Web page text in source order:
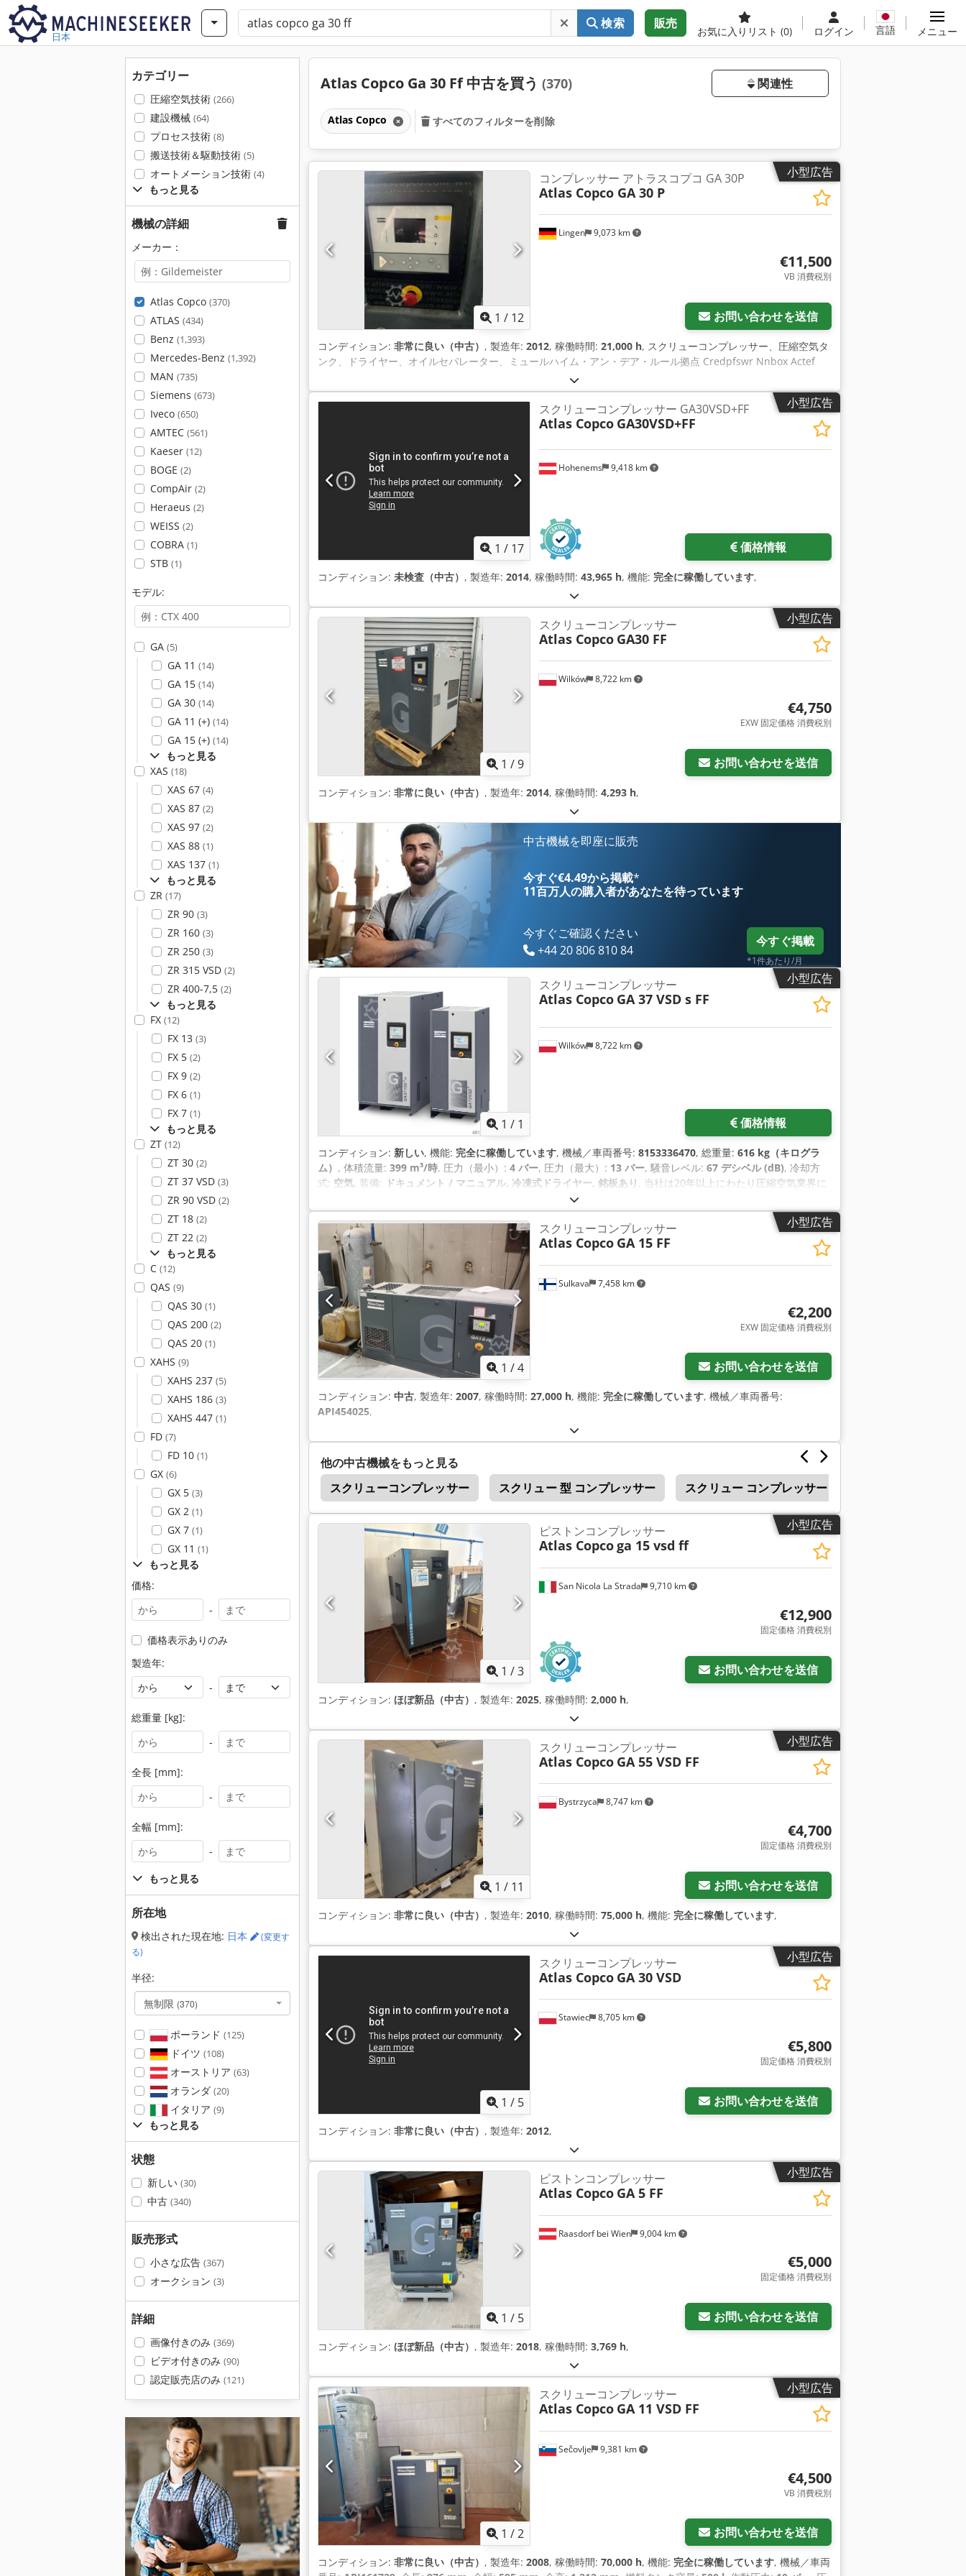
日本
検索 販売
お気に入りリスト (0) ログイン 言語 メニュー
カテゴリー
圧縮空気技術 (266)
建設機械 (64)
プロセス技術 (8)
搬送技術＆駆動技術 (5)
オートメーション技術 (4)
もっと見る
機械の詳細
メーカー：
Atlas Copco (370)
ATLAS (434)
Benz (1,393)
Mercedes-Benz (1,392)
MAN (735)
Siemens (673)
Iveco (650)
AMTEC (561)
Kaeser (12)
BOGE (2)
CompAir (2)
Heraeus (2)
WEISS (2)
COBRA (1)
STB (1)
モデル:
GA (5)
GA 11 (14)
GA 15 (14)
GA 30 (14)
GA 11 (+) (14)
GA 15 (+) (14)
もっと見る
XAS (18)
XAS 67 (4)
XAS 87 (2)
XAS 97 (2)
XAS 88 (1)
XAS 137 (1)
もっと見る
ZR (17)
ZR 90 (3)
ZR 160 (3)
ZR 250 (3)
ZR 315 VSD (2)
ZR 400-7,5 (2)
もっと見る
FX (12)
FX 13 (3)
FX 5 (2)
FX 9 (2)
FX 6 (1)
FX 7 (1)
もっと見る
ZT (12)
ZT 30 (2)
ZT 37 VSD (3)
ZR 90 VSD (2)
ZT 18 (2)
ZT 22 (2)
もっと見る
C (12)
QAS (9)
QAS 30 (1)
QAS 200 (2)
QAS 20 (1)
XAHS (9)
XAHS 237 (5)
XAHS 186 (3)
XAHS 447 (1)
FD (7)
FD 10 (1)
GX (6)
GX 5 (3)
GX 2 (1)
GX 7 (1)
GX 11 (1)
もっと見る
価格:
-
価格表示ありのみ
製造年:
-
総重量 [kg]:
-
全長 [mm]:
-
全幅 [mm]:
-
もっと見る
所在地
検出された現在地: 日本
(変更す
る)
半径:
無制限 (370)
ポーランド (125)
ドイツ (108)
オーストリア (63)
オランダ (20)
イタリア (9)
もっと見る
状態
新しい (30)
中古 (340)
販売形式
小さな広告 (367)
オークション (3)
詳細
画像付きのみ (369)
ビデオ付きのみ (90)
認定販売店のみ (121)
Atlas Copco Ga 30 Ff 中古を買う (370) 関連性
Atlas Copco すべてのフィルターを削除
小型広告
1 / 12
Lingen 9,073 km
コンプレッサー アトラスコプコ GA 30P
Atlas Copco GA 30 P
€11,500
VB 消費税別
お問い合わせを送信
コンディション: 非常に良い（中古） , 製造年: 2012, 稼働時間: 21,000 h, スクリューコンプレッサー、圧縮空気タ
ンク、ドライヤー、オイルセパレーター、ミュールハイム・アン・デア・ルール拠点 Credpfswr Nnbox Actef
小型広告
1 / 17
Hohenems 9,418 km
スクリューコンプレッサー GA30VSD+FF
Atlas Copco GA30VSD+FF
価格情報
コンディション: 未検査（中古） , 製造年: 2014, 稼働時間: 43,965 h, 機能: 完全に稼働しています,
小型広告
1 /9
Wilków 8,722 km
スクリューコンプレッサー
Atlas Copco GA30 FF
€4,750
EXW 固定価格 消費税別
お問い合わせを送信
コンディション: 非常に良い（中古） , 製造年: 2014, 稼働時間: 4,293 h,
中古機械を即座に販売
今すぐ€4.49から掲載*
11百万人の購入者があなたを待っています
今すぐご確認ください
+44 20 806 810 84
今すぐ掲載
*1件あたり/月
小型広告
1 / 1
Wilków 8,722 km
スクリューコンプレッサー
Atlas Copco GA 37 VSD s FF
価格情報
コンディション: 新しい, 機能: 完全に稼働しています, 機械／車両番号: 8153336470, 総重量: 616 kg（キログラ
ム） , 体積流量: 399 m³/時, 圧力（最小）: 4 バー, 圧力（最大）: 13 バー, 騒音レベル: 67 デシベル (dB), 冷却方
式: 空気, 装備: ドキュメント / マニュアル, 冷凍式ドライヤー, 銘板あり , 当社は20年以上にわたり圧縮空気業界に
特化した企業です。市場で実証されたプロフェッショナルレベルのサービスと高品質な製品を提供す ることで、
お客様との良好な関係構築をお約束します。 新型スクリューコンプレッサ「アトラスコプコ GA37VSDs FF」（可
変速型、ドライヤ内蔵）を発売いたします。 最新技術に基づき製造された周波数変換器（インバータ）を搭載し
た本機は、効率と性能が向上しています。 Cedpswlp Hdofx Actorf 従来機種のGA VSDシリーズと比較して、ユニ
ットエネルギー消費量（SER）が平均20%低減。環境に優しく効率的なVSD+可変速駆動システムは、 アイドル運
転モデルと比較してエネルギー消費量を平均50%削減します。 エネルギー節約量とは別に、効率（FAD）は最大
12%向上します。 高効率ファンモーター（ERP 2015指令準拠）により、エネルギー消費量と騒音レベルを低減し
ます。 IE3効率レベルを超える、最大94.5%の優れたモータ効率（iPM）。 お客様の成功のために全力を尽くしま
す。 業界をリードするGAシリーズのオイルインジェクション式ロータリースクリューコンプレッサーは、最も過
酷な環境下でも比類のない効率、 高い生産性、そして低い所有コストを実現します。 技術データ： 4bar時の吐出
量：15.69～13.75 l/s / 0.94～7.85 m³/min 7bar時の吐出量：15.67～129.35 l/s / 0.94～7.76 m³/min 10bar時の
吐出量：15.68～110.79 l/s / 0.94～6.65 m³/min 最大圧力：10bar（13bar仕様もご要望に応じて対応可能） 電
圧：400V モーター：37kW 騒音：67dB(A) 重量：616kg 内部永久磁石式モーター（IPM） 圧縮エレメント： ダイ
レクトドライブ 革新的なファン 耐久性の高いセパレーター/オイルフィルター 圧縮空気のロスを起こさない電子
式排水バルブ コントローラー：Elektronikon インレットバルブ VSD（バルブ・ディストリビューター）モジュー
レッサーが見つからない場合は、 お電話ください！最適な機器の選定をアドバイスいたします。 ぜひ、当社の製
品ラインナップをご覧ください。
小型広告
1 /4
Sulkava 7,458 km
スクリューコンプレッサー
Atlas Copco GA 15 FF
€2,200
EXW 固定価格 消費税別
お問い合わせを送信
コンディション: 中古, 製造年: 2007, 稼働時間: 27,000 h, 機能: 完全に稼働しています, 機械／車両番号:
API454025,
他の中古機械をもっと見る
スクリューコンプレッサー
スクリュー 型 コンプレッサー スクリュー コンプレッサー
Atlas Copco Acta 3000
小型広告
1 /3
San Nicola La Strada 9,710 km
ピストンコンプレッサー
Atlas Copcoga 15 vsd ff
€12,900
固定価格 消費税別
お問い合わせを送信
コンディション: ほぼ新品（中古） , 製造年: 2025, 稼働時間: 2,000 h,
小型広告
1 / 11
Bystrzyca 8,747 km
スクリューコンプレッサー
Atlas Copco GA 55 VSD FF
€4,700
固定価格 消費税別
お問い合わせを送信
コンディション: 非常に良い（中古） , 製造年: 2010, 稼働時間: 75,000 h, 機能: 完全に稼働しています,
小型広告
1 / 5
Stawiec 8,705 km
スクリューコンプレッサー
Atlas Copco GA 30 VSD
€5,800
固定価格 消費税別
お問い合わせを送信
コンディション: 非常に良い（中古） , 製造年: 2012,
小型広告
1 / 5
Raasdorf bei Wien 9,004 km
ピストンコンプレッサー
Atlas Copco GA 5 FF
€5,000
固定価格 消費税別
お問い合わせを送信
コンディション: ほぼ新品（中古） , 製造年: 2018, 稼働時間: 3,769 h,
小型広告
さらに画像をリクエスト
1 /2
Sečovlje 9,381 km
スクリューコンプレッサー
Atlas Copco GA 11 VSD FF
€4,500
VB 消費税別
お問い合わせを送信
コンディション: 非常に良い（中古） , 製造年: 2008, 稼働時間: 70,000 h, 機能: 完全に稼働しています, 機械／車両